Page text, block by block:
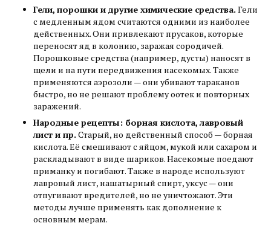
Гели, порошки и другие химические средства.Гели
с медленным ядом считаются одними из наиболее
действенных. Они привлекают прусаков, которые
переносят яд в колонию, заражая сородичей.
Порошковые средства (например, дусты) наносят в
щели и на пути передвижения насекомых. Также
применяются аэрозоли — они убивают тараканов
быстро, но не решают проблему оотек и повторных
заражений.
Народные рецепты: борная кислота, лавровый
лист и пр.Старый, но действенный способ — борная
кислота. Её смешивают с яйцом, мукой или сахаром и
раскладывают в виде шариков. Насекомые поедают
приманку и погибают. Также в народе используют
лавровый лист, нашатырный спирт, уксус — они
отпугивают вредителей, но не уничтожают. Эти
методы лучше применять как дополнение к
основным мерам.